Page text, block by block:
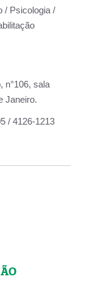
/ Psicologia /
n°106, sala
Janeiro.
/ 4126-1213